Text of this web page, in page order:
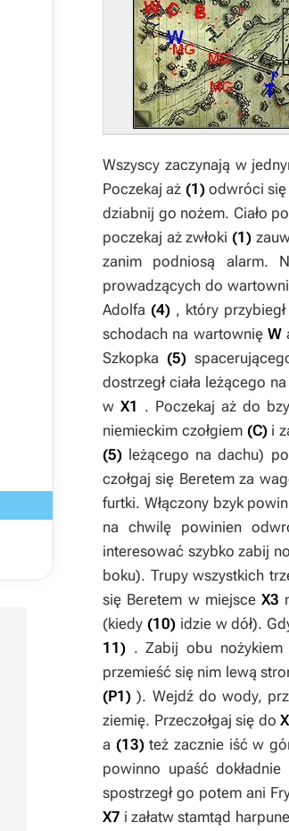
Wszyscy zaczynają w
Poczekaj aż (1) odwróci się
dziabnij go nożem. Ciało
poczekaj aż zwłoki (1)
zanim podniosą alarm.
prowadzących do wartowni
Adolfa (4) , który
schodach na wartownięW
Szkopka (5)
dostrzegł ciała leżącego
w X1 . Poczekaj aż do
niemieckim czołgiem (C) i
(5) leżącego na dachu)
czołgaj się Beretemza
furtki. Włączony bzyk
na chwilę powinien
interesować szybko zabij
boku). Trupy wszystkich
się Beretem w miejsceX3
(kiedy (10) idzie w dół).
11) . Zabij obu
przemieść się nim lewą
(P1) ). Wejdź do wody,
ziemię. Przeczołgaj się do
a (13) też zacznie iść w
powinno upaść
spostrzegł go potem ani
X7 i załatw stamtąd